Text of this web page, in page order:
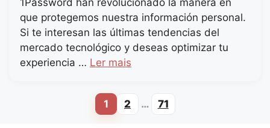
1Password han revolucionado la manera en
que protegemos nuestra información personal.
Si te interesan las últimas tendencias del
mercado tecnológico y deseas optimizar tu
experiencia … Ler mais
Page
1 Page
2 … Page
71